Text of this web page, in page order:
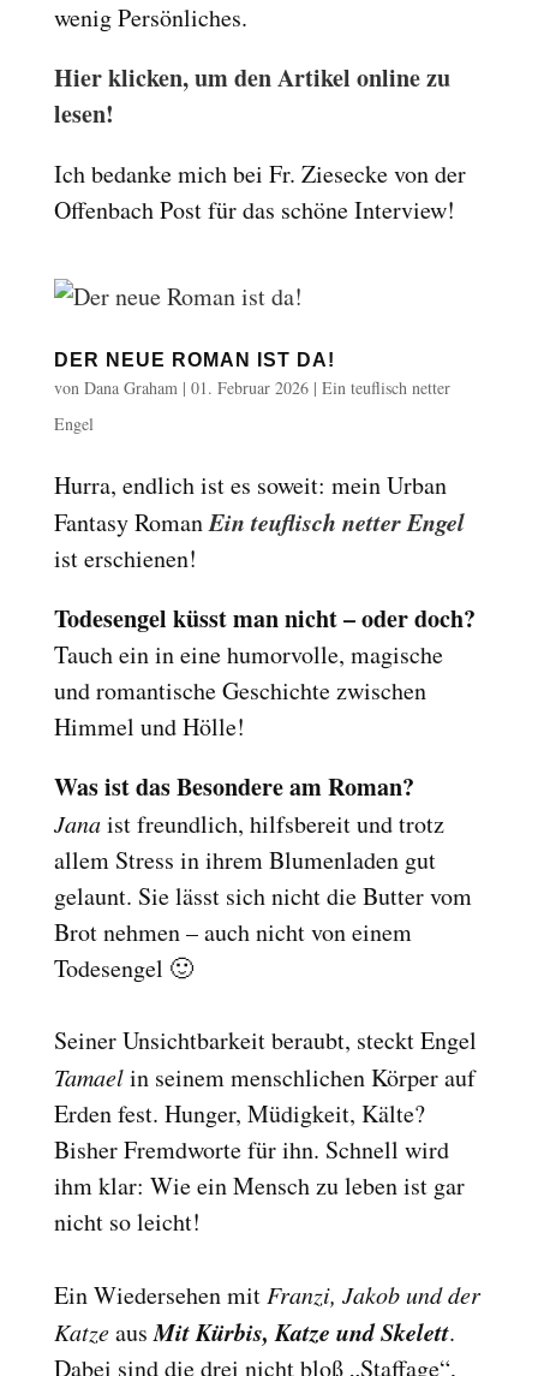
wenig Persönliches.
Hier klicken, um den Artikel online zu
lesen!
Ich bedanke mich bei Fr. Ziesecke von der
Offenbach Post für das schöne Interview!
DER NEUE ROMAN IST DA!
von Dana Graham| 01. Februar 2026| Ein teuflisch netter
Engel
Hurra, endlich ist es soweit: mein Urban
Fantasy RomanEin teuflisch netter Engel
ist erschienen!
Todesengel küsst man nicht – oder doch?
Tauch ein in eine humorvolle, magische
und romantische Geschichte zwischen
Himmel und Hölle!
Was ist das Besondere am Roman?
Janaist freundlich, hilfsbereit und trotz
allem Stress in ihrem Blumenladen gut
gelaunt. Sie lässt sich nicht die Butter vom
Brot nehmen – auch nicht von einem
Todesengel 🙂
Seiner Unsichtbarkeit beraubt, steckt Engel
Tamaelin seinem menschlichen Körper auf
Erden fest. Hunger, Müdigkeit, Kälte?
Bisher Fremdworte für ihn. Schnell wird
ihm klar: Wie ein Mensch zu leben ist gar
nicht so leicht!
Ein Wiedersehen mit Franzi, Jakob und der
KatzeausMit Kürbis, Katze und Skelett.
Dabei sind die drei nicht bloß „Staffage“,